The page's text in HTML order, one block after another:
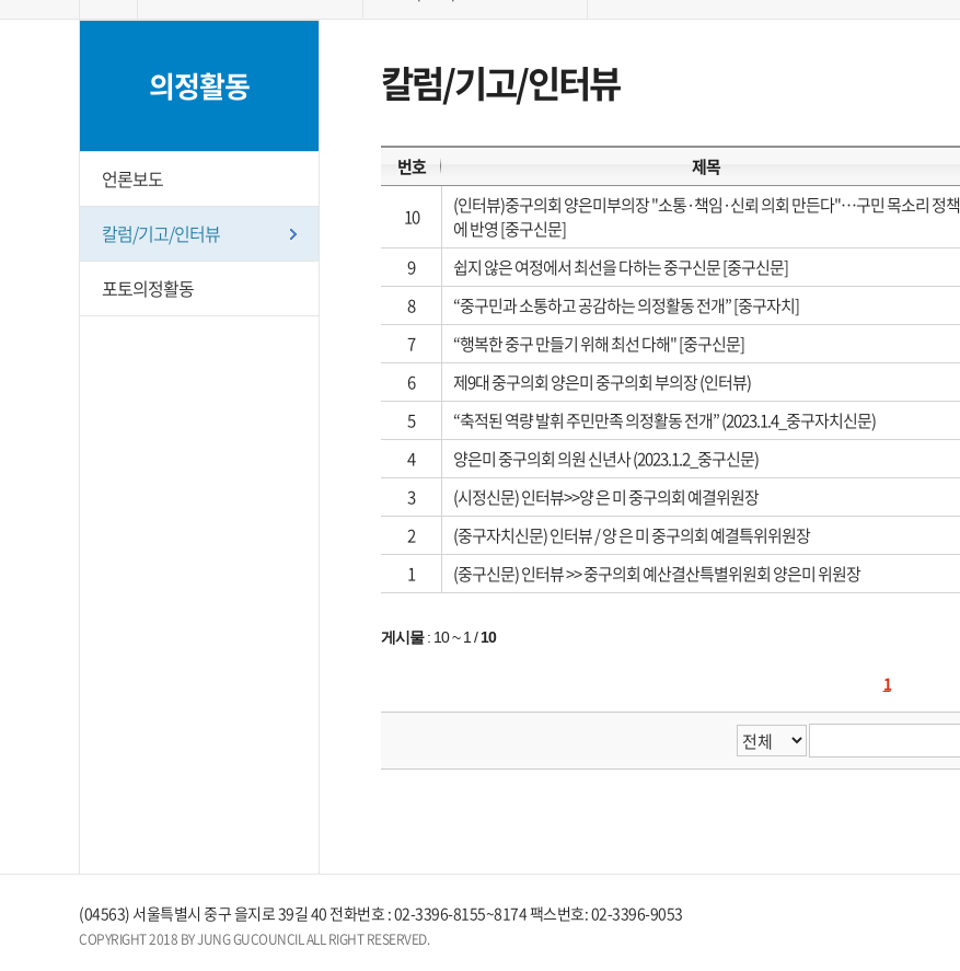
의정활동
언론보도
칼럼/기고/인터뷰
포토의정활동
칼럼/기고/인터뷰
번호 제목
10
(인터뷰)중구의회 양은미부의장 "소통·책임·신뢰 의회 만든다"…구민 목소리 정책
에 반영 [중구신문]
9 쉽지 않은 여정에서 최선을 다하는 중구신문 [중구신문]
8
“중구민과 소통하고 공감하는 의정활동 전개” [중구자치]
7
“행복한 중구 만들기 위해 최선 다해" [중구신문]
6
제9대 중구의회 양은미 중구의회 부의장 (인터뷰)
5
“축적된 역량 발휘 주민만족 의정활동 전개” (2023.1.4_중구자치신문)
4
양은미 중구의회 의원 신년사 (2023.1.2_중구신문)
3
(시정신문) 인터뷰>>양 은 미 중구의회 예결위원장
2
(중구자치신문) 인터뷰 / 양 은 미 중구의회 예결특위위원장
1
(중구신문) 인터뷰 >> 중구의회 예산결산특별위원회 양은미 위원장
게시물: 10 ~ 1/10
1
(04563) 서울특별시 중구 을지로 39길 40 전화번호 : 02-3396-8155~8174 팩스번호: 02-3396-9053
COPYRIGHT 2018 BY JUNG GUCOUNCIL ALL RIGHT RESERVED.